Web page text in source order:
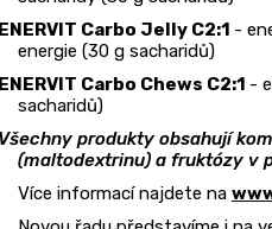
Carbo Jelly C2:1 -
energie (30 g sacharidů)
Carbo Chews C2:1 -
sacharidů)
produkty obsahují
(maltodextrinu) a fruktózy v
Více informací najdete na